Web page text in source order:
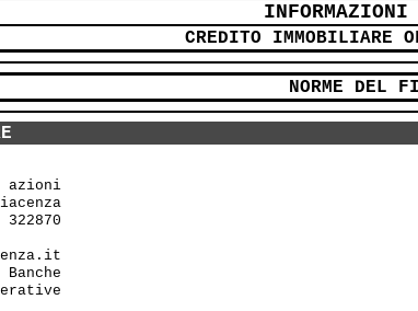
CREDITO IMMOBILIARE
NORME DEL
azioni